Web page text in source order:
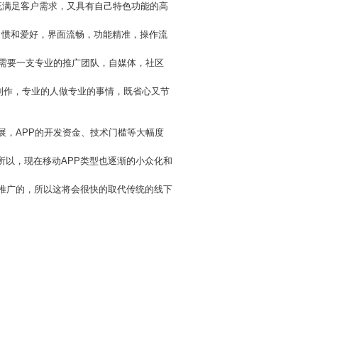
足客户需求，又具有自己特色功能的高
和爱好，界面流畅，功能精准，操作流
要一支专业的推广团队，自媒体，社区
，专业的人做专业的事情，既省心又节
，APP的开发资金、技术门槛等大幅度
，现在移动APP类型也逐渐的小众化和
广的，所以这将会很快的取代传统的线下